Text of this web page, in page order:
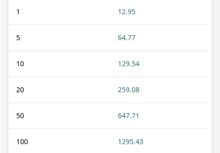
1 12.95
5 64.77
10 129.54
20 259.08
50 647.71
100 1295.43